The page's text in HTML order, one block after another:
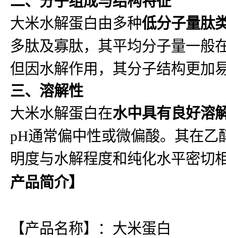
大米水解蛋白由多种低分子量肽
多肽及寡肽，其平均分子量一般
但因水解作用，其分子结构更加
三、溶解性
大米水解蛋白在水中具有良好溶
pH通常偏中性或微偏酸。其在
明度与水解程度和纯化水平密切
产品简介】
【产品名称】：大米蛋白